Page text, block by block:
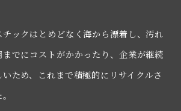
ックはとめどなく海から漂着し、汚れ
でにコストがかかったり、企業が継続
ため、これまで積極的にリサイクルさ